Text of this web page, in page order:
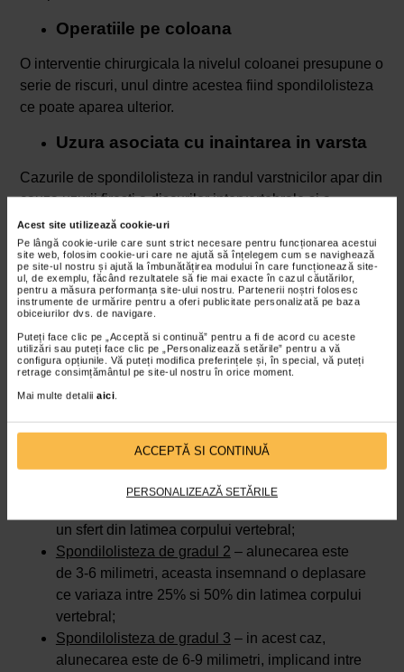
Acest site utilizează cookie-uri
Pe lângă cookie-urile care sunt strict necesare pentru funcționarea acestui
site web, folosim cookie-uri care ne ajută să înțelegem cum se navighează
pe site-ul nostru și ajută la îmbunătățirea modului în care funcționează site-
ul, de exemplu, făcând rezultatele să fie mai exacte în cazul căutărilor,
pentru a măsura performanța site-ului nostru. Partenerii noștri folosesc
instrumente de urmărire pentru a oferi publicitate personalizată pe baza
obiceiurilor dvs. de navigare.
Puteți face clic pe „Acceptă si continuă” pentru a fi de acord cu aceste
utilizări sau puteți face clic pe „Personalizează setările” pentru a vă
configura opțiunile. Vă puteți modifica preferințele și, în special, vă puteți
retrage consimțământul pe site-ul nostru în orice moment.
Mai multe detalii aici.
ACCEPTĂ SI CONTINUĂ
PERSONALIZEAZĂ SETĂRILE
Operatiile pe coloana
O interventie chirurgicala la nivelul coloanei presupune o
serie de riscuri, unul dintre acestea fiind spondilolisteza
ce poate aparea ulterior.
Uzura asociata cu inaintarea in varsta
Cazurile de spondilolisteza in randul varstnicilor apar din
cauza uzurii firesti a discurilor intervertebrale si a
articulatiilor ce fixeaza vertebrele, care apare odata cu
trecerea timpului, fiind favorizata si de alti factori care tin
de stilul de viata si de starea de sanatate.
Spondilolisteza – clasificare
Daca alunecarea vertebrei nu se accentueaza odata cu
flexia sau extensia coloanei, este vorba de un caz de
spondilolisteza stabila, in timp ce spondilolisteza
instabila presupune accentuarea alunecarii in timpul
miscarilor care solicita coloana vertebrala.
In functie de gravitate, spondilolisteza poate fi de cinci
tipuri, dupa cum urmeaza:
Spondilolisteza de gradul 1– alunecarea este mai
un sfert din latimea corpului vertebral;
Spondilolisteza de gradul 2 – alunecarea este
de 3-6 milimetri, aceasta insemnand o deplasare
ce variaza intre 25% si 50% din latimea corpului
vertebral;
Spondilolisteza de gradul 3 – in acest caz,
alunecarea este de 6-9 milimetri, implicand intre